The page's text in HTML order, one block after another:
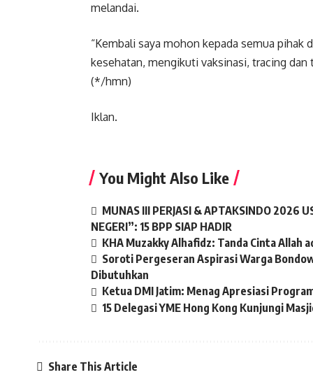
melandai.
“Kembali saya mohon kepada semua
kesehatan, mengikuti vaksinasi, tracing
(*/hmn)
Iklan.
You Might Also Like
MUNAS III PERJASI & APTAKSINDO 2026
NEGERI”: 15 BPP SIAP HADIR
KHA Muzakky Alhafidz: Tanda Cinta Allah
Soroti Pergeseran Aspirasi Warga
Dibutuhkan
Ketua DMI Jatim: Menag Apresiasi
15 Delegasi YME Hong Kong Kunjungi
Share This Article